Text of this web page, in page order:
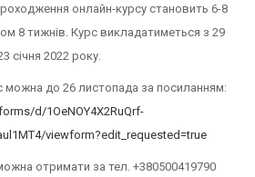
онлайн-курсу становить 6-8
8 тижнів. Курс викладатиметься з 29
січня 2022 року.
можна до 26 листопада за посиланням:
d/1OeNOY4X2RuQrf-
viewform?edit_requested=true
отримати за тел. +380500419790